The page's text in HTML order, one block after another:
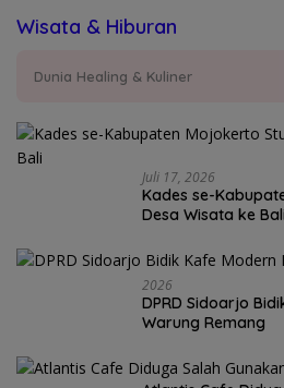
Wisata & Hiburan
Dunia Healing & Kuliner
Juli 17, 2026
Kades se-
Desa Wisata ke Bali
2026
DPRD Sidoarjo
Warung Remang